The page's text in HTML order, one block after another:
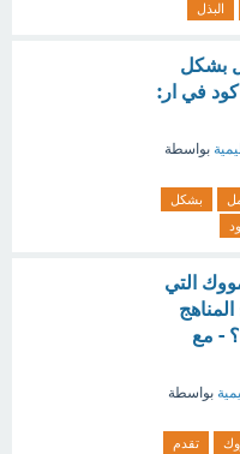
البذل
بشكل
في ار:
بواسطة
بشكل
التي
- مع
بواسطة
تقدم